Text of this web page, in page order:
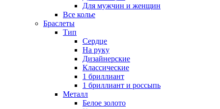
Для мужчин и женщин
Все колье
Браслеты
Тип
Сердце
На руку
Дизайнерские
Классические
1 бриллиант
1 бриллиант и россыпь
Металл
Белое золото